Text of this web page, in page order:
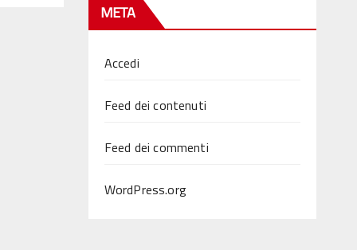
META
Accedi
Feed dei contenuti
Feed dei commenti
WordPress.org